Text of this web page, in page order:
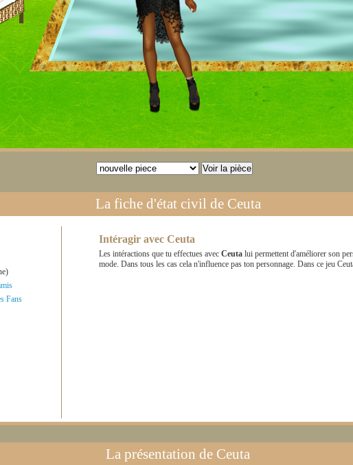
La fiche d'état civil de Ceuta
Fans
Intéragir avec Ceuta
Les intéractions que tu effectues avec Ceuta lui permettent d'améliorer son
mode. Dans tous les cas cela n'influence pas ton personnage. Dans ce jeu
La présentation de Ceuta